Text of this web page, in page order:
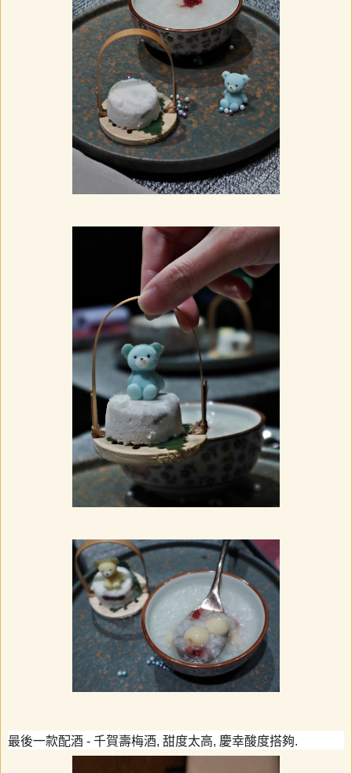
最後一款配酒 - 千賀壽梅酒, 甜度太高, 慶幸酸度搭夠.